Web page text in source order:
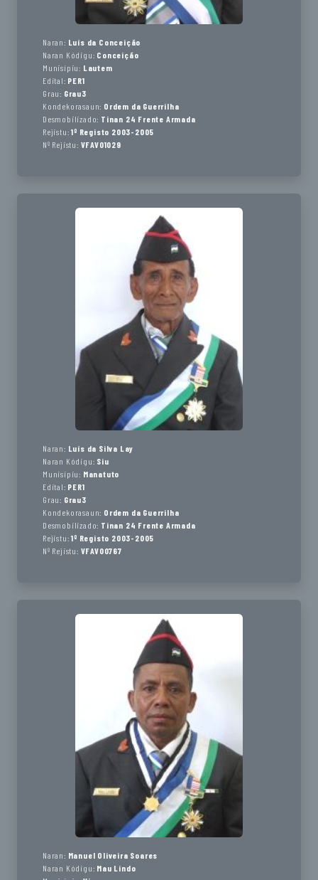
Naran: Luís da Conceição
Naran Kódigu: Conceição
Munisípiu: Lautem
Edital: PER1
Grau: Grau3
Kondekorasaun: Ordem da Guerrilha
Desmobilizado: Tinan 24 Frente Armada
Rejistu: 1º Registo 2003-2005
Nº Rejistu: VFAV01029
Naran: Luís da Silva Lay
Naran Kódigu: Siu
Munisípiu: Manatuto
Edital: PER1
Grau: Grau3
Kondekorasaun: Ordem da Guerrilha
Desmobilizado: Tinan 24 Frente Armada
Rejistu: 1º Registo 2003-2005
Nº Rejistu: VFAV00767
Naran: Manuel Oliveira Soares
Naran Kódigu: Mau Lindo